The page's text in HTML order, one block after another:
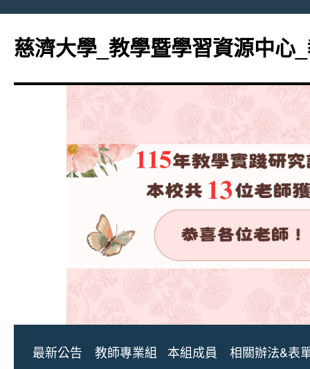
主
要
容
慈濟大學_教學暨學習資源中心
最新公告 教師專業組 本組成員 相關辦法&表